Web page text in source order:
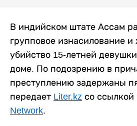
В индийском штате Ассам
групповое изнасилование и
убийство 15-летней
доме. По подозрению в
преступлению задержаны
передает Liter.kz со ссылкой
Network.